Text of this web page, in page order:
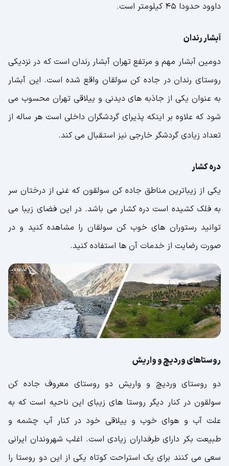
داوود حدودا 45 کیلومتر است.
آبشار رندان
دومین آبشار مهم و مرتفع تهران آبشار رندان است که در نزدیکی
روستای رندان در جاده کن سولقان واقع شده است. این آبشار
به عنوان یکی از جاذبه های دیدنی و ییلاقی تهران محسوب می
شود که علاوه بر اینکه پذیرای گردشگران داخلی است هر ساله از
تعداد زیادی گردشگر خارجی نیز استقبال می کند.
دره کشار
یکی از زیباترین مناطق جاده کن سولقون که غنی از درختان سر
به فلک کشیده است دره کشار می باشد. در این فضای زیبا می
توانید رستوران های خوب کن سولقان را مشاهده کنید و در
صورت رضایت از خدمات آن ها استفاده کنید.
روستاهای وردیچ و واریش
دو روستای وردیچ و واریش دو روستای معروف جاده کن
سولقون در کنار دیگر روستا های زیبای این ناحیه است که به
علت آب و هوای خوب و ییلاقی خود در کنار آب چشمه و
طبیعت بکر دارای طرفداران زیادی است. اغلب شهروندان ایرانی
سعی می کنند برای یک استراحت کوتاه یکی از این دو روستا را